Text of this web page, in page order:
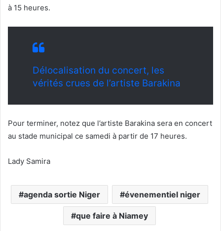
à 15 heures.
Délocalisation du concert, les
vérités crues de l’artiste Barakina
Pour terminer, notez que l’artiste Barakina sera en concert
au stade municipal ce samedi à partir de 17 heures.
Lady Samira
agenda sortie Niger évenementiel niger
que faire à Niamey